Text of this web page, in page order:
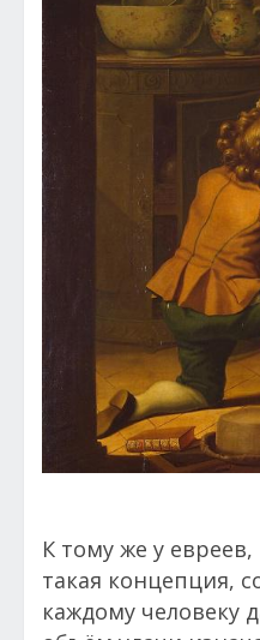
К тому же у
такая концепция,
каждому человеку